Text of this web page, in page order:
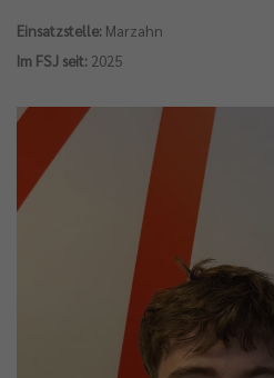
Einsatzstelle: Marzahn
Im FSJ seit: 2025